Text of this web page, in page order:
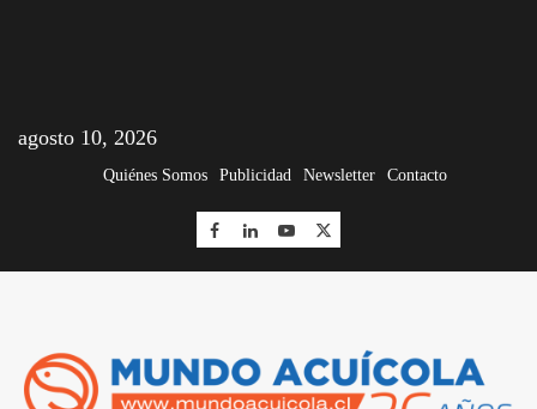
agosto 10, 2026
Quiénes Somos Publicidad Newsletter Contacto